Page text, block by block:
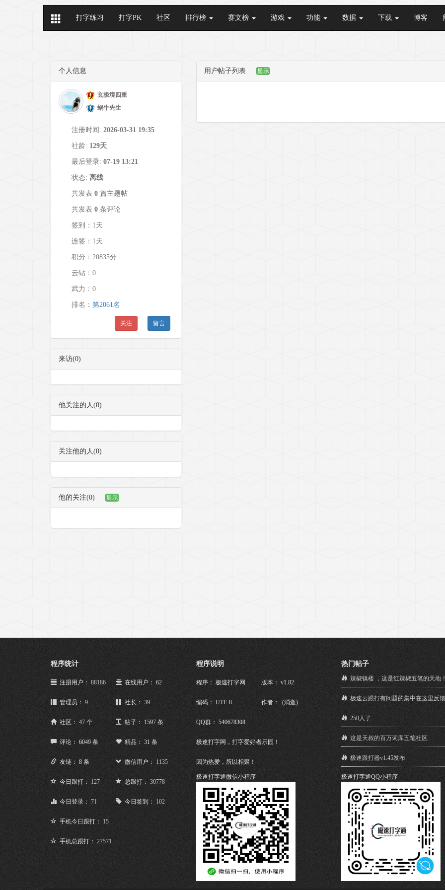
打字练习 打字PK 社区 排行榜 赛文榜 游戏 功能 数据 下载 博客
个人信息
玄极境四重
蜗牛先生
注册时间: 2026-03-31 19:35
社龄: 129天
最后登录: 07-19 13:21
状态: 离线
共发表 0 篇主题帖
共发表 0 条评论
签到：1天
连签：1天
积分：20835分
云钻：0
武力： 0
排名： 第2061名
留言
关注
来访(0)
他关注的人(0)
关注他的人(0)
他的关注(0) 显示
用户帖子列表 显示
程序统计
注册用户： 88186 在线用户： 62
管理员： 9 社长：39
社区： 47 个 帖子： 1597 条
评论： 6049 条 精品： 31 条
友链： 8 条 微信用户： 1135
今日跟打：127 总跟打：30778
今日登录： 71 今日签到： 102
手机今日跟打： 15
手机总跟打： 27571
程序说明
程序： 极速打字网 版本： v1.82
编码： UTF-8 作者： (消逝)
QQ群： 540678308
极速打字网，打字爱好者乐园！
因为热爱，所以相聚！
极速打字通微信小程序
热门帖子
辣椒镇楼 ，这是红辣椒五笔的天地
极速云跟打有问题的集中在这里反馈
250人了
这是天叔的百万词库五笔社区
极速跟打器v1.45发布
极速打字通QQ小程序